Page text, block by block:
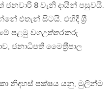
ජනවාරි 8 වැනි දායින් පසුවයි.
එතැන් සිටයි. එහිදී ශ‍්‍රී
පළමු වගඋත්තරකරු
ජනාධිපති මෛත‍්‍රීපාල
නිදහස් පක්ෂය යනු, මුලින්ම